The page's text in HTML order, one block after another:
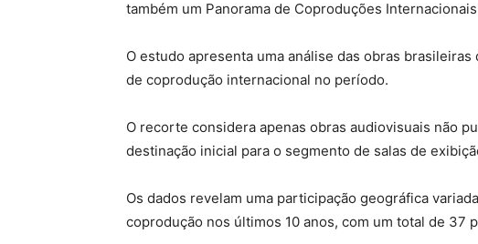
também um Panorama de Coproduções
O estudo apresenta uma análise das obras
de coprodução internacional no período.
O recorte considera apenas obras audiovisuais não
destinação inicial para o segmento de salas de
Os dados revelam uma participação geográfica
coprodução nos últimos 10 anos, com um total de 37